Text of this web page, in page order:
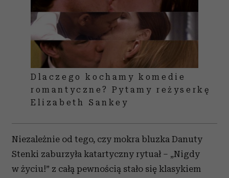
Dlaczego kochamy komedie
romantyczne? Pytamy reżyserkę
Elizabeth Sankey
Niezależnie od tego, czy mokra bluzka Danuty
Stenki zaburzyła katartyczny rytuał – „Nigdy
w życiu!” z całą pewnością stało się klasykiem